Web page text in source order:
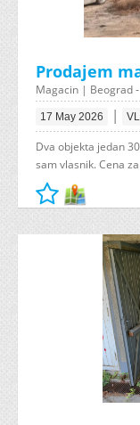
Prodajem
Magacin | Beograd
17 May 2026 |
Dva objekta jedan
sam vlasnik. Cena